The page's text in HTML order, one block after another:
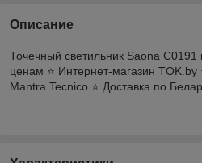
Описание
Точечный светильник Saona C0191
ценам ⭐️ Интернет-магазин
Mantra Tecnico ⭐️ Доставка по